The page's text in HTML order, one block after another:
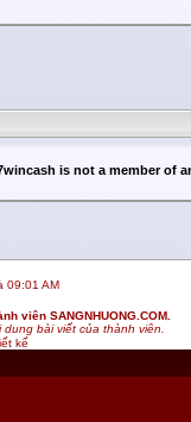
is not a member of
09:01 AM
viên SANGNHUONG.COM.
bài viết của thành viên.
kế